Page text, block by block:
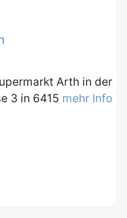
Arth in der
3 in 6415 mehr Info